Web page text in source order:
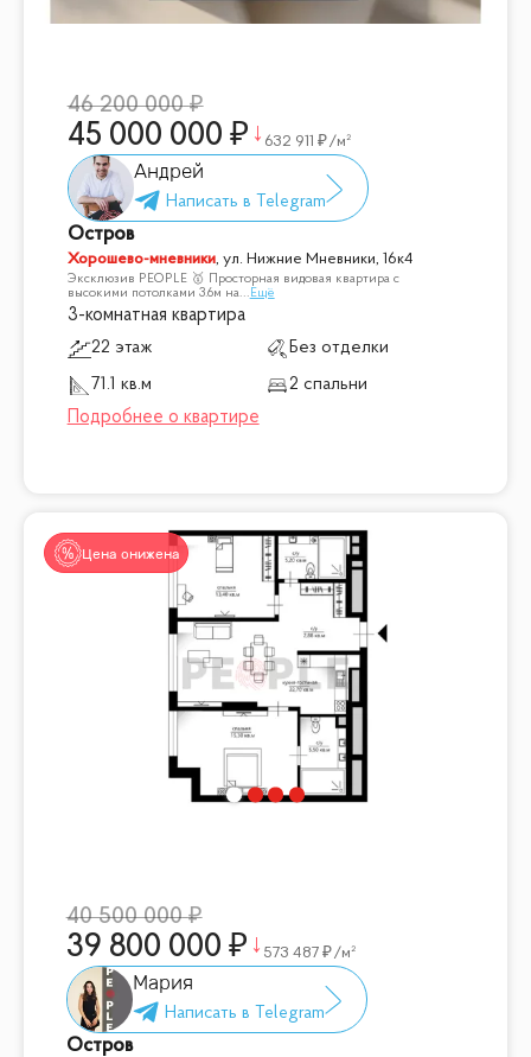
46 200 000
45 000 000 632 911 /м²
Андрей
Остров
Хорошево-мневники, ул. Нижние Мневники, 16к4
Эксклюзив PEOPLE 🥇 Просторная видовая квартира с
высокими потолками 3.6м на... Ещё
3-комнатная квартира
22 этаж
Без отделки
71.1 кв.м
2 спальни
Цена снижена
40 500 000
39 800 000 573 487 /м²
Мария
Остров